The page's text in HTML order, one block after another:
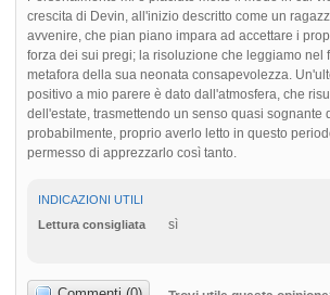
crescita di Devin, all'inizio descritto come un
avvenire, che pian piano impara ad accettare i
forza dei sui pregi; la risoluzione che leggiamo nel
metafora della sua neonata consapevolezza.
positivo a mio parere è dato dall'atmosfera, che
dell'estate, trasmettendo un senso quasi sognante
probabilmente, proprio averlo letto in questo
permesso di apprezzarlo così tanto.
INDICAZIONI UTILI
Lettura consigliata
sì